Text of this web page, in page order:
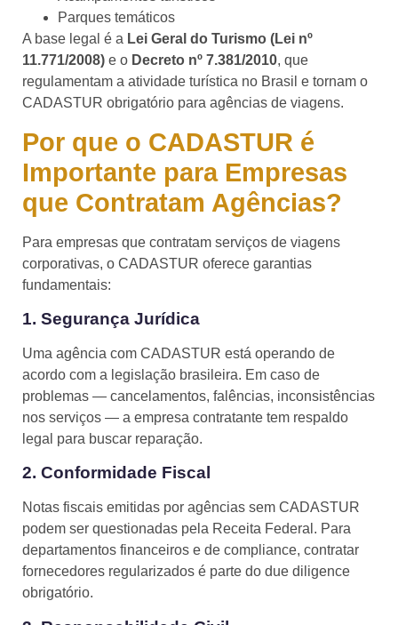
Parques temáticos
A base legal é a Lei Geral do Turismo (Lei nº
11.771/2008) e o Decreto nº 7.381/2010, que
regulamentam a atividade turística no Brasil e tornam o
CADASTUR obrigatório para agências de viagens.
Por que o CADASTUR é
Importante para Empresas
que Contratam Agências?
Para empresas que contratam serviços de viagens
corporativas, o CADASTUR oferece garantias
fundamentais:
1. Segurança Jurídica
Uma agência com CADASTUR está operando de
acordo com a legislação brasileira. Em caso de
problemas — cancelamentos, falências, inconsistências
nos serviços — a empresa contratante tem respaldo
legal para buscar reparação.
2. Conformidade Fiscal
Notas fiscais emitidas por agências sem CADASTUR
podem ser questionadas pela Receita Federal. Para
departamentos financeiros e de compliance, contratar
fornecedores regularizados é parte do due diligence
obrigatório.